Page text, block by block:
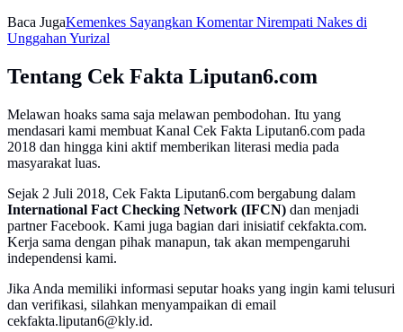
Baca JugaKemenkes Sayangkan Komentar Nirempati Nakes di
Unggahan Yurizal
Tentang Cek Fakta Liputan6.com
Melawan hoaks sama saja melawan pembodohan. Itu yang
mendasari kami membuat Kanal Cek Fakta Liputan6.com pada
2018 dan hingga kini aktif memberikan literasi media pada
masyarakat luas.
Sejak 2 Juli 2018, Cek Fakta Liputan6.com bergabung dalam
International Fact Checking Network (IFCN) dan menjadi
partner Facebook. Kami juga bagian dari inisiatif cekfakta.com.
Kerja sama dengan pihak manapun, tak akan mempengaruhi
independensi kami.
Jika Anda memiliki informasi seputar hoaks yang ingin kami telusuri
dan verifikasi, silahkan menyampaikan di email
cekfakta.liputan6@kly.id.